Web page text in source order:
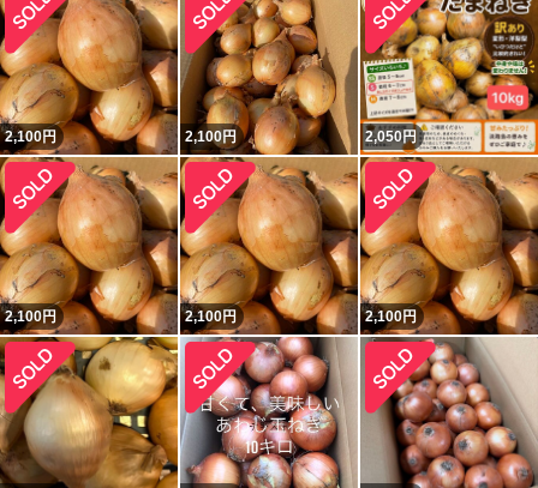
2,100円 2,100円 2,050円
2,100円 2,100円 2,100円